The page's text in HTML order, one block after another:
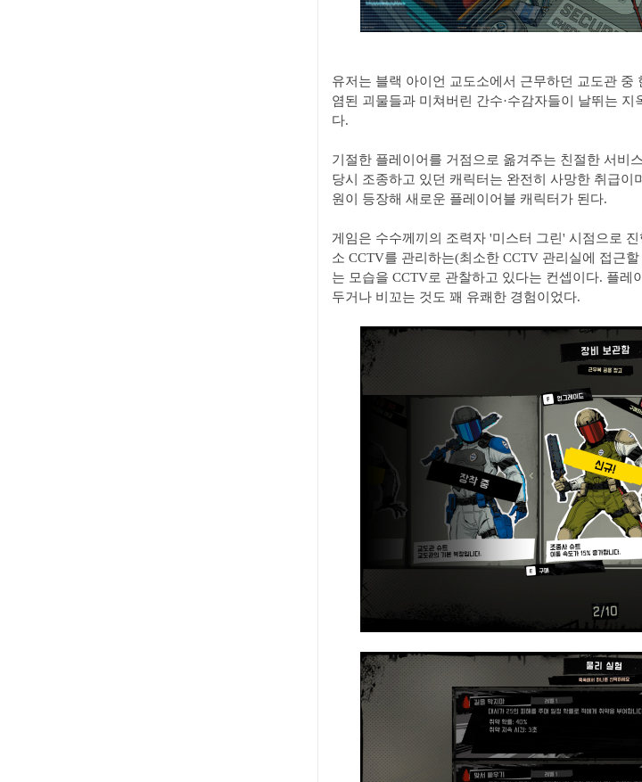
유저는 블랙 아이언 교도소에서 근무하던 교도관
염된 괴물들과 미쳐버린 간수·수감자들이 날뛰는
다.
기절한 플레이어를 거점으로 옮겨주는 친절한 서비
당시 조종하고 있던 캐릭터는 완전히 사망한 취급이
원이 등장해 새로운 플레이어블 캐릭터가 된다.
게임은 수수께끼의 조력자 '미스터 그린' 시점으로
소 CCTV를 관리하는(최소한 CCTV 관리실에 접근
는 모습을 CCTV로 관찰하고 있다는 컨셉이다. 플레
두거나 비꼬는 것도 꽤 유쾌한 경험이었다.